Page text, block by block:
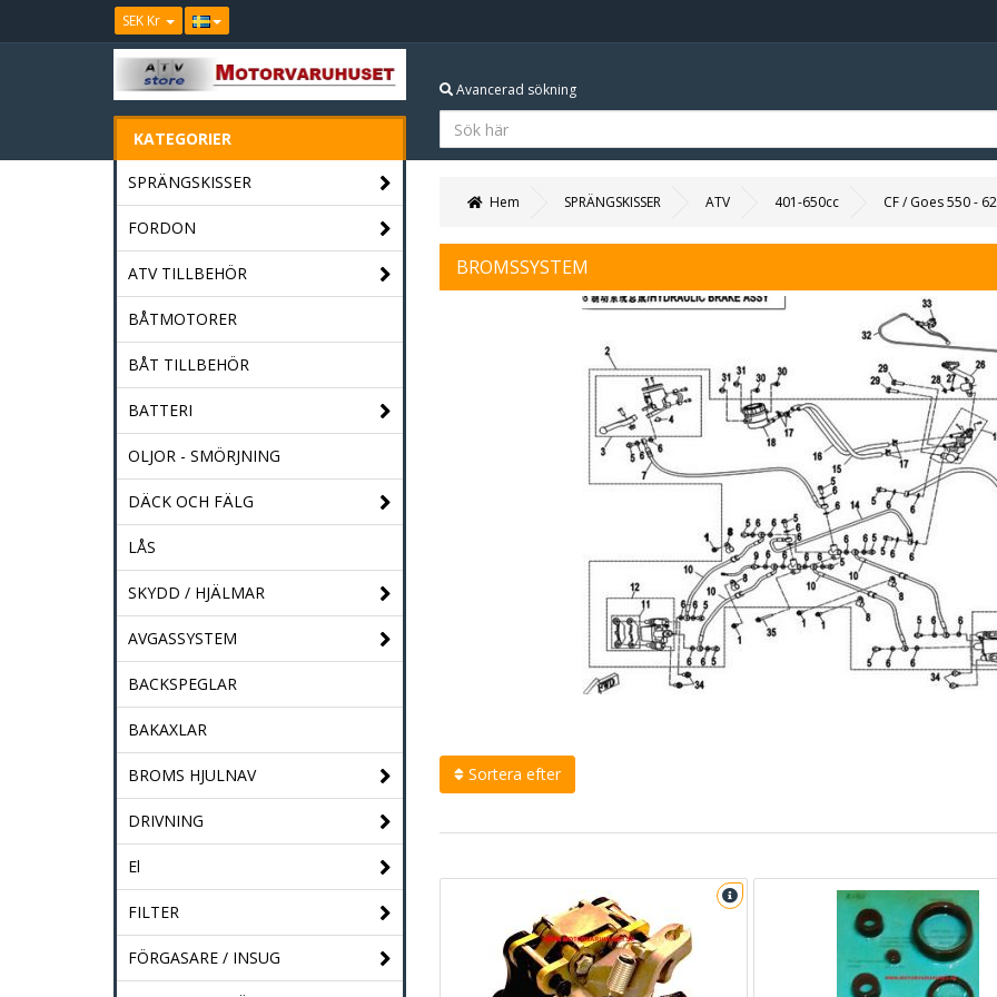
SEK Kr
KATEGORIER
Avancerad sökning
SPRÄNGSKISSER
FORDON
ATV TILLBEHÖR
BÅTMOTORER
BÅT TILLBEHÖR
BATTERI
OLJOR - SMÖRJNING
DÄCK OCH FÄLG
LÅS
SKYDD / HJÄLMAR
AVGASSYSTEM
BACKSPEGLAR
BAKAXLAR
BROMS HJULNAV
DRIVNING
El
FILTER
FÖRGASARE / INSUG
Hem SPRÄNGSKISSER ATV 401-650cc CF / Goes 550 -
BROMSSYSTEM
Sortera efter